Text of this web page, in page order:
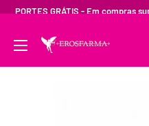
PORTES GRÁTIS - Em compras